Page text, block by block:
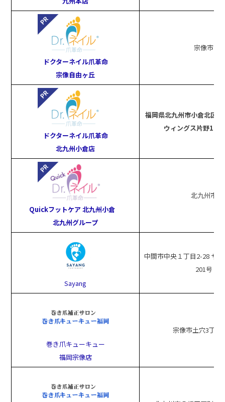
ドクターネイル爪革命
宗像自由ヶ丘
宗像市
ドクターネイル爪革命
北九州小倉店
福岡県北九州市小倉北区
ウィングス片野1
Quickフットケア 北九州小倉
北九州グループ
北九州市
Sayang
中間市中央１丁目2-28 サ
201号
巻き爪キューキュー
福岡宗像店
宗像市土穴3丁目